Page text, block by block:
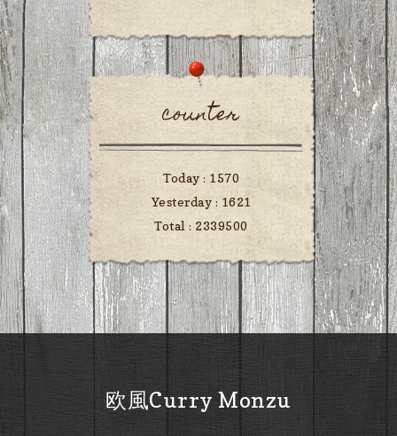
counter
Today : 1570
Yesterday : 1621
Total : 2339500
欧風Curry Monzu